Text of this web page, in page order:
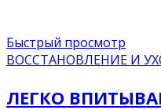
Быстрый просмотр
ВОССТАНОВЛЕНИЕ И
ЛЕГКО